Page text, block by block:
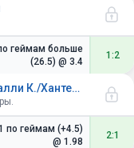
геймам больше
(26.5) @ 3.4
1:2
Вон Чхон Ю./Эрьявец В. - Макналли К./Хантер С.
геймам (+4.5)
@ 1.98
2:1